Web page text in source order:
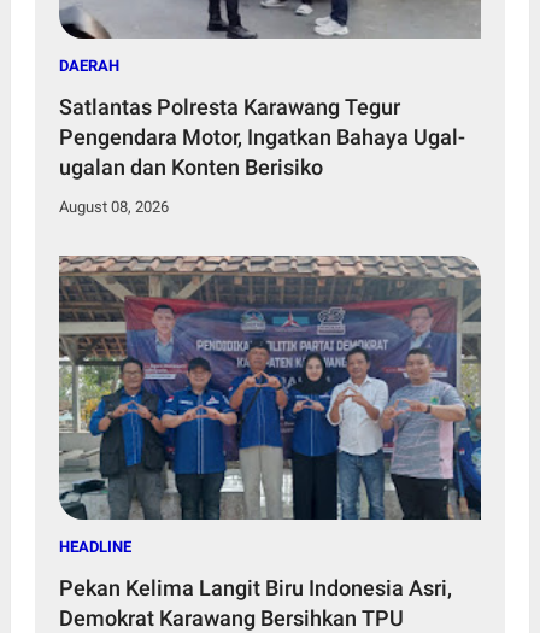
DAERAH
Satlantas Polresta Karawang Tegur
Pengendara Motor, Ingatkan Bahaya Ugal-
ugalan dan Konten Berisiko
August 08, 2026
HEADLINE
Pekan Kelima Langit Biru Indonesia Asri,
Demokrat Karawang Bersihkan TPU